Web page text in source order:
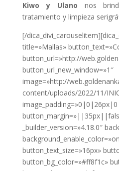
Kiwo y Ulano nos
tratamiento y limpieza
[/
title=»Mallas»
button_url=»http://
button_url_new_window=»1″
image=»http://
content/uploads/2022/11/
_builder_version=»4.18.0″
button_text_size=»16px»
button_bg_color=»#ff8f1c»